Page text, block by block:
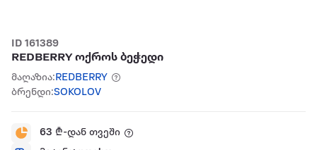
ID 161389
REDBERRY ოქროს ბეჭედი
მაღაზია: REDBERRY
ბრენდი:SOKOLOV
63 ₾-დან თვეში